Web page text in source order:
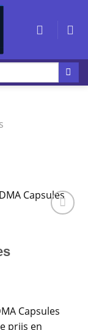
Capsules
prijs en